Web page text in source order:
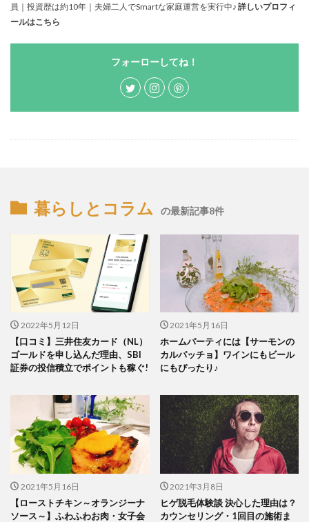
員｜投資歴は約10年｜夫婦二人でSmartな家庭運営を実行中♪ 詳しいプロフィ
ールはこちら
フォーローしてね！
暮らしとコラム の最新記事8件
2022年5月12日
【口コミ】三井住友カード（NL）
ゴールドを申し込んだ理由、SBI
証券の投信積立でポイントも稼ぐ!
2021年5月16日
ホームパーティには【サーモンの
カルパッチョ】ワインにもビール
にもぴったり♪
2021年5月16日
【ローストチキン～オランジーナ
ソース～】ふわふわお肉・女子会
2021年3月8日
ヒゲ脱毛体験談 決心した理由は？
カウンセリング・1回目の施術ま